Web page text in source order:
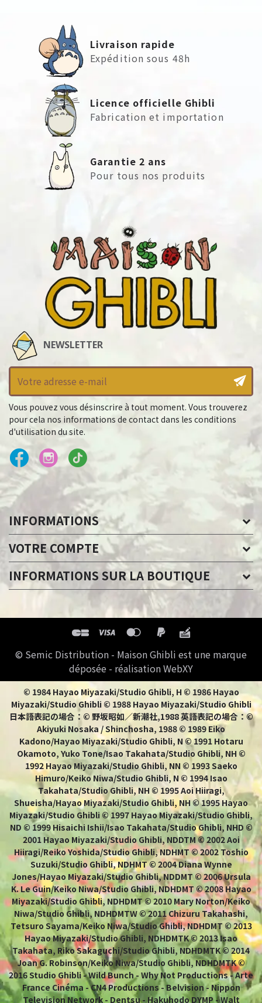
Livraison rapide
Expédition sous 48h
Licence officielle Ghibli
Fabrication et importation
Garantie 2 ans
Pour tous nos produits
NEWSLETTER
Vous pouvez vous désinscrire à tout moment. Vous trouverez
pour cela nos informations de contact dans les conditions
d'utilisation du site.
INFORMATIONS
VOTRE COMPTE
INFORMATIONS SUR LA BOUTIQUE
© Semic Distribution - Maison Ghibli est une marque
déposée - réalisation WebXY
© 1984 Hayao Miyazaki/Studio Ghibli, H © 1986 Hayao
Miyazaki/Studio Ghibli © 1988 Hayao Miyazaki/Studio Ghibli
日本語表記の場合：© 野坂昭如／新潮社,1988 英語表記の場合：©
Akiyuki Nosaka / Shinchosha, 1988 © 1989 Eiko
Kadono/Hayao Miyazaki/Studio Ghibli, N © 1991 Hotaru
Okamoto, Yuko Tone/Isao Takahata/Studio Ghibli, NH ©
1992 Hayao Miyazaki/Studio Ghibli, NN © 1993 Saeko
Himuro/Keiko Niwa/Studio Ghibli, N © 1994 Isao
Takahata/Studio Ghibli, NH © 1995 Aoi Hiiragi,
Shueisha/Hayao Miyazaki/Studio Ghibli, NH © 1995 Hayao
Miyazaki/Studio Ghibli © 1997 Hayao Miyazaki/Studio Ghibli,
ND © 1999 Hisaichi Ishii/Isao Takahata/Studio Ghibli, NHD ©
2001 Hayao Miyazaki/Studio Ghibli, NDDTM © 2002 Aoi
Hiiragi/Reiko Yoshida/Studio Ghibli, NDHMT © 2002 Toshio
Suzuki/Studio Ghibli, NDHMT © 2004 Diana Wynne
Jones/Hayao Miyazaki/Studio Ghibli, NDDMT © 2006 Ursula
K. Le Guin/Keiko Niwa/Studio Ghibli, NDHDMT © 2008 Hayao
Miyazaki/Studio Ghibli, NDHDMT © 2010 Mary Norton/Keiko
Niwa/Studio Ghibli, NDHDMTW © 2011 Chizuru Takahashi,
Tetsuro Sayama/Keiko Niwa/Studio Ghibli, NDHDMT © 2013
Hayao Miyazaki/Studio Ghibli, NDHDMTK © 2013 Isao
Takahata, Riko Sakaguchi/Studio Ghibli, NDHDMTK © 2014
Joan G. Robinson/Keiko Niwa/Studio Ghibli, NDHDMTK ©
2016 Studio Ghibli - Wild Bunch - Why Not Productions - Arte
France Cinéma - CN4 Productions - Belvision - Nippon
Television Network - Dentsu - Hakuhodo DYMP - Walt